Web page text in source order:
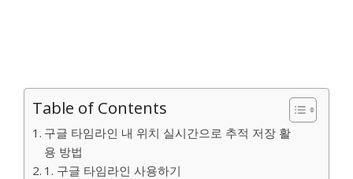
Table of Contents
구글 타임라인 내 위치 실시간으로 추적 저장 활
용 방법
1. 구글 타임라인 사용하기